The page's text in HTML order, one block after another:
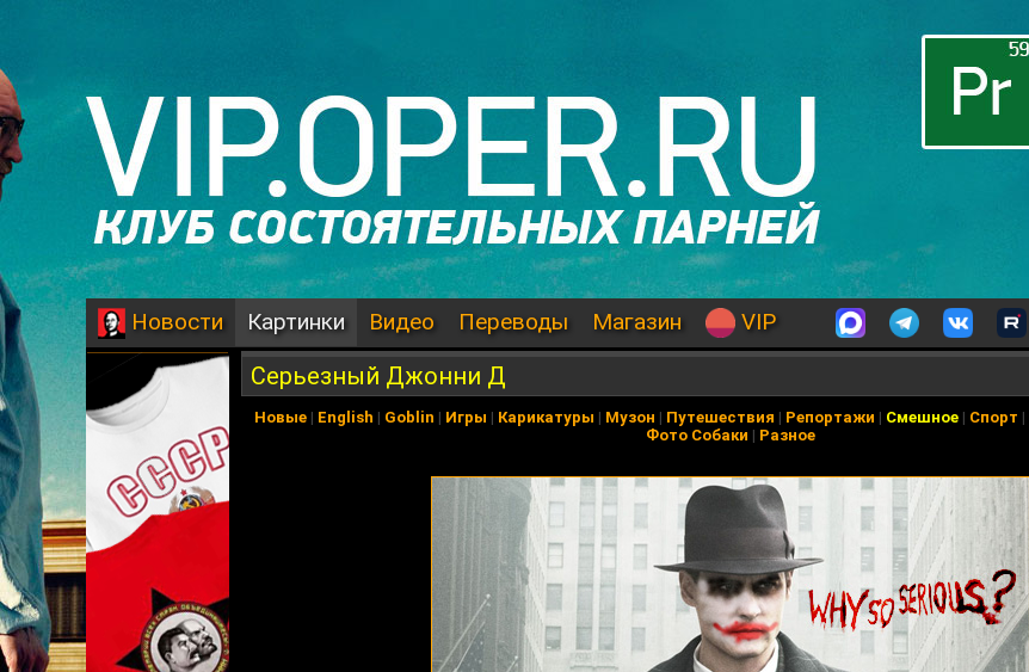
Новости Картинки Видео Переводы Магазин VIP
Серьезный Джонни Д
Новые| English | Goblin | Игры | Карикатуры | Музон | Путешествия | Репортажи | Смешное| Спорт |
Фото Собаки | Разное